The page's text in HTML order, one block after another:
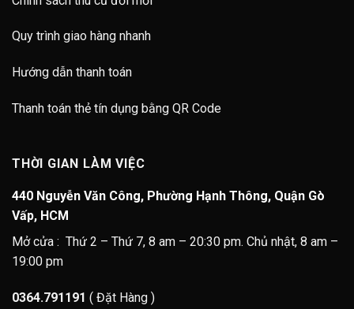
Quy trình giao hàng nhanh
Hướng dẫn thanh toán
Thanh toán thẻ tín dụng bằng QR Code
THỜI GIAN LÀM VIỆC
440 Nguyễn Văn Công, Phường Hạnh Thông, Quận Gò
Vấp, HCM
Mở cửa : Thứ 2 – Thứ 7, 8 am – 20:30 pm. Chủ nhật, 8 am –
19:00 pm
0364.791191 ( Đặt Hàng )